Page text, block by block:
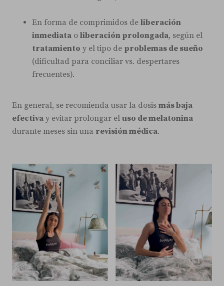
En forma de comprimidos de liberación
inmediata o liberación prolongada, según el
tratamiento y el tipo de problemas de sueño
(dificultad para conciliar vs. despertares
frecuentes).
En general, se recomienda usar la dosis más baja
efectiva y evitar prolongar el uso de melatonina
durante meses sin una revisión médica.